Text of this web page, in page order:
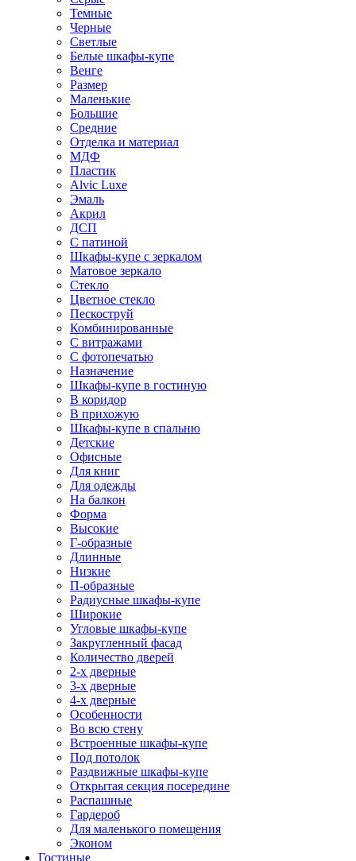
Темные
Черные
Светлые
Белые шкафы-купе
Венге
Размер
Маленькие
Большие
Средние
Отделка и материал
МДФ
Пластик
Alvic Luxe
Эмаль
Акрил
ДСП
С патиной
Шкафы-купе с зеркалом
Матовое зеркало
Стекло
Цветное стекло
Пескоструй
Комбинированные
С витражами
С фотопечатью
Назначение
Шкафы-купе в гостиную
В коридор
В прихожую
Шкафы-купе в спальню
Детские
Офисные
Для книг
Для одежды
На балкон
Форма
Высокие
Г-образные
Длинные
Низкие
П-образные
Радиусные шкафы-купе
Широкие
Угловые шкафы-купе
Закругленный фасад
Количество дверей
2-х дверные
3-х дверные
4-х дверные
Особенности
Во всю стену
Встроенные шкафы-купе
Под потолок
Раздвижные шкафы-купе
Открытая секция посередине
Распашные
Гардероб
Для маленького помещения
Эконом
Гостиные